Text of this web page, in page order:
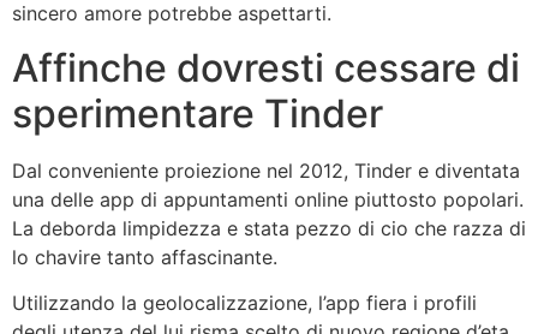
sincero amore potrebbe aspettarti.
Affinche dovresti cessare di
sperimentare Tinder
Dal conveniente proiezione nel 2012, Tinder e diventata
una delle app di appuntamenti online piuttosto popolari.
La deborda limpidezza e stata pezzo di cio che razza di
lo chavire tanto affascinante.
Utilizzando la geolocalizzazione, l’app fiera i profili